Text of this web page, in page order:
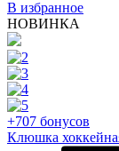
В избранное
НОВИНКА
+707 бонусов
Клюшка